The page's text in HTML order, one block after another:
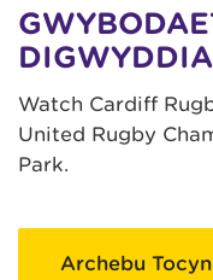
Watch Cardiff
United Rugby
Park.
Archebu